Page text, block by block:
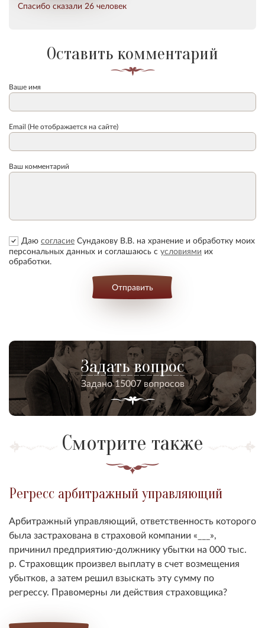
Спасибо сказали 26 человек
Оставить комментарий
Ваше имя
Email (Не отображается на сайте)
Ваш комментарий
Даю согласие Сундакову В.В. на хранение и обработку моих
персональных данных и соглашаюсь с условиями их
обработки.
Отправить
Задать вопрос
Задано 15007 вопросов
Смотрите также
Регресс арбитражный управляющий
Арбитражный управляющий, ответственность которого
была застрахована в страховой компании «___»,
причинил предприятию-должнику убытки на 000 тыс.
р. Страховщик произвел выплату в счет возмещения
убытков, а затем решил взыскать эту сумму по
регрессу. Правомерны ли действия страховщика?